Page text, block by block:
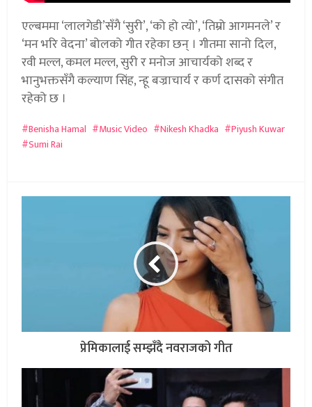
एल्बममा ‘लालगेडी’सँगै ‘सुरी’, ‘को हो त्यो’, ‘तिम्रो आगमनले’ र
‘मन भरि वेदना’ बोलको गीत रहेका छन् । गीतमा सानो दिल,
रवी मल्ल, कमल मल्ल, सुरी र मनोज आचार्यको शब्द र
भानुभक्तसँगै कल्याण सिंह, न्हू बज्राचार्य र कर्ण दासको संगीत
रहेको छ ।
Benisha Hamal Music Video Nikesh Khadka
Piyush Kuwar
Sumi Rai
प्रेमिकालाई सम्झँदै नवराजको गीत